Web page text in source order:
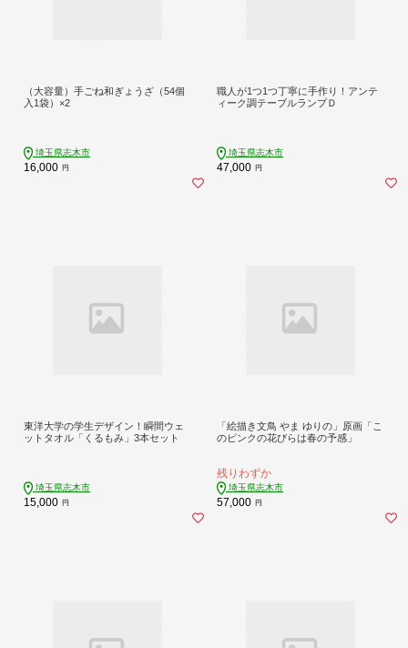
（大容量）手ごね和ぎょうざ（54個
入1袋）×2
埼玉県志木市
16,000 円
職人が1つ1つ丁寧に手作り！アンテ
ィーク調テーブルランプＤ
埼玉県志木市
47,000 円
東洋大学の学生デザイン！瞬間ウェ
ットタオル「くるもみ」3本セット
埼玉県志木市
15,000 円
「絵描き文鳥 やま ゆりの」原画「こ
のピンクの花びらは春の予感」
残りわずか
埼玉県志木市
57,000 円